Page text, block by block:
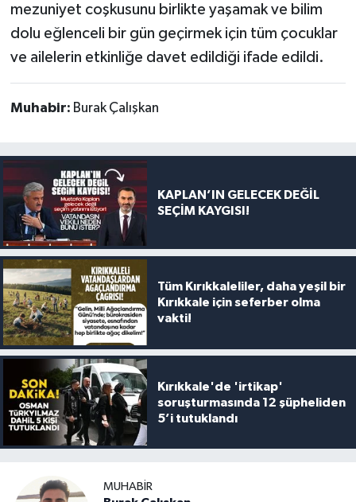
mezuniyet coşkusunu birlikte yaşamak ve bilim
dolu eğlenceli bir gün geçirmek için tüm çocuklar
ve ailelerin etkinliğe davet edildiği ifade edildi.
Muhabir: Burak Çalışkan
KAPLAN’IN GELECEK DEĞİL
SEÇİM KAYGISI!
Tüm Kırıkkaleliler, daha yeşil bir
Kırıkkale için seferber olma
vakti!
Kırıkkale'de 'irtikap'
soruşturmasında 12 şüpheliden
5’i tutuklandı
MUHABIR